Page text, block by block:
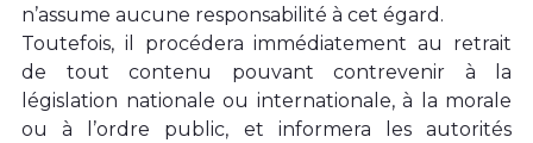
n’assume aucune responsabilité à cet égard.
Toutefois, il procédera immédiatement au retrait
de tout contenu pouvant contrevenir à la
législation nationale ou internationale, à la morale
ou à l’ordre public, et informera les autorités